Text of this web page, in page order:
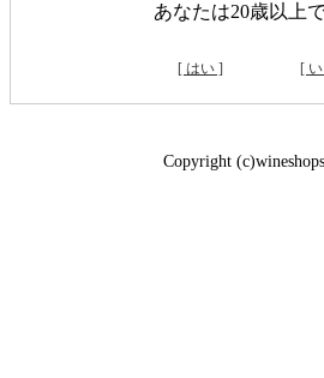
あなたは20歳以上
[ はい ] [
Copyright